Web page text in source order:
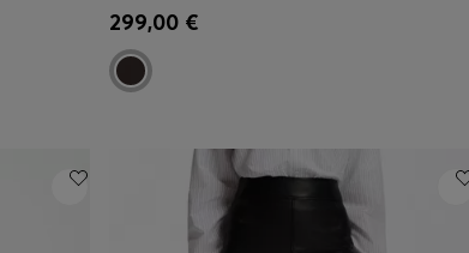
Achat rapide
taille)
299,00 €